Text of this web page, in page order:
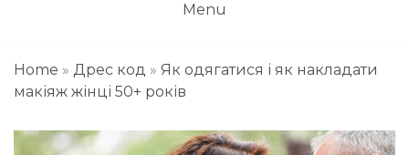
Menu
Home » Дрес код » Як одягатися і як накладати
макіяж жінці 50+ років